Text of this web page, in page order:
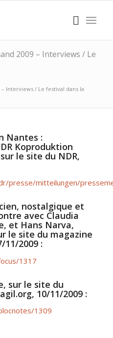
2009 – Interviews / Le
Interviews / Le festival dans la
Nantes :
Koproduktion
le site du NDR,
presse/mitteilungen/
nostalgique et
avec Claudia
et Hans Narva,
le site du magazine
11/2009 :
1317
sur le site du
10/11/2009 :
1309